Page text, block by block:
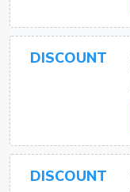
DISCOUNT
DISCOUNT